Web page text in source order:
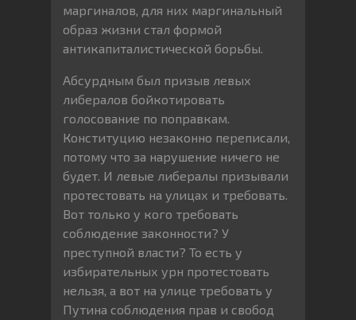
маргиналов, для них маргинальный
образ жизни стал формой
антикапиталистической борьбы.
Абсурдным был призыв левых
либералов бойкотировать
голосование по поправкам.
Конституцию незаконно переписали,
потому что за нарушение ничего не
будет. И левые либералы призывали
протестовать на улицах и требовать.
Вот только у кого требовать
соблюдение законности? У
преступной власти? То есть у
избирательных урн протестовать
нельзя, а вот на улице требовать у
Путина соблюдения прав и свобод